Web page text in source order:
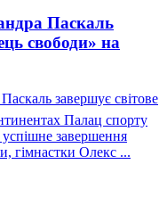
Паскаль
свободи» на
завершує світове
Палац спорту
завершення
гімнастки Олекс ...